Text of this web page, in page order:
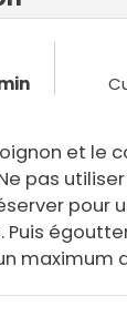
et le
pas
pour
Puis
maximum